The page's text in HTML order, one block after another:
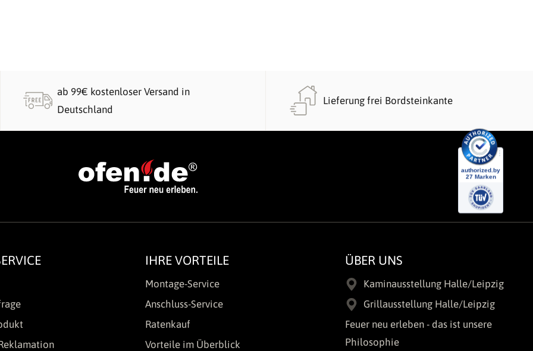
ab 99€ kostenloser Versand in
Deutschland
Lieferung frei Bordsteinkante
IHRE VORTEILE
Montage-Service
Anschluss-Service
Ratenkauf
Vorteile im Überblick
ÜBER UNS
Kaminausstellung Halle/Leipzig
Grillausstellung Halle/Leipzig
Feuer neu erleben - das ist unsere
Philosophie